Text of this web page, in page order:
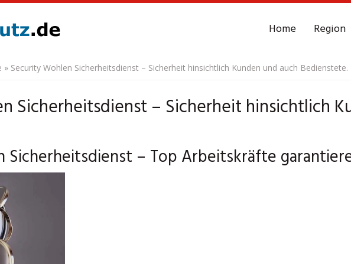
Home Region
» Security Wohlen Sicherheitsdienst – Sicherheit hinsichtlich Kunden und auch Bedienstete.
Sicherheitsdienst – Sicherheit hinsichtlich
Sicherheitsdienst – Top Arbeitskräfte